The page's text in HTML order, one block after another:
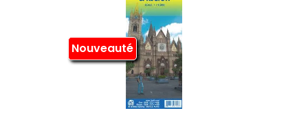
Nouveauté